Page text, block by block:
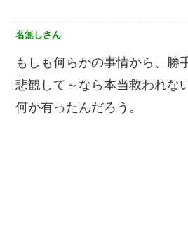
名無しさん
もしも何らかの事情から、勝
悲観して～なら本当救われな
何か有ったんだろう。